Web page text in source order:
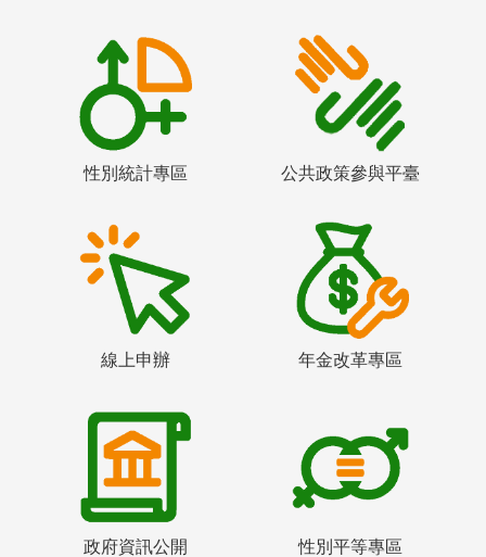
性別統計專區 公共政策參與平臺
線上申辦 年金改革專區
政府資訊公開 性別平等專區